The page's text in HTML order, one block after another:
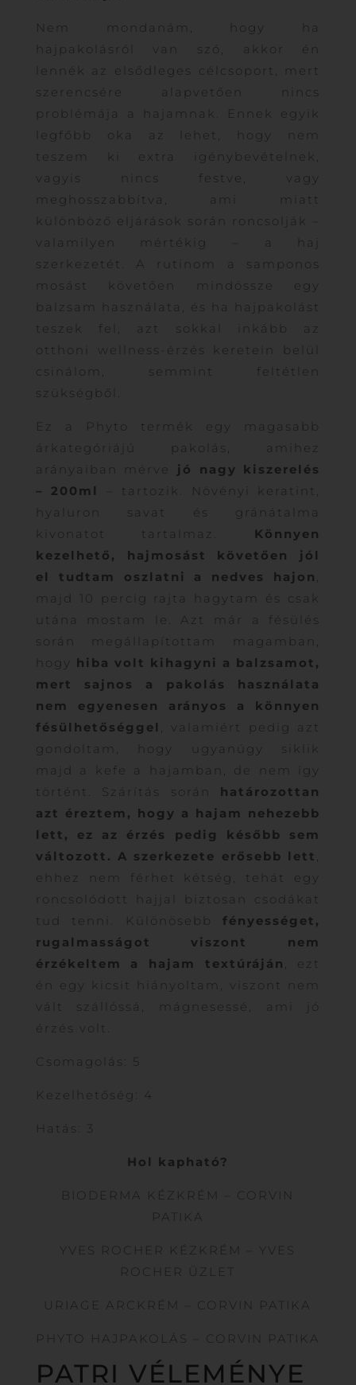
Nem mondanám, hogy ha
hajpakolásról van szó, akkor én
lennék az elsődleges célcsoport, mert
szerencsére alapvetően nincs
problémája a hajamnak. Ennek egyik
legfőbb oka az lehet, hogy nem
teszem ki extra igénybevételnek,
vagyis nincs festve, vagy
meghosszabbítva, ami miatt
különböző eljárások során roncsolják –
valamilyen mértékig – a haj
szerkezetét. A rutinom a samponos
mosást követően mindössze egy
balzsam használata, és ha hajpakolást
teszek fel, azt sokkal inkább az
otthoni wellness-érzés keretein belül
csinálom, semmint feltétlen
szükségből.
Ez a Phyto termék egy magasabb
árkategóriájú pakolás, amihez
arányaiban mérve jó nagy kiszerelés
– 200ml
– tartozik. Növényi keratint,
hyaluron savat és gránátalma
kivonatot tartalmaz. Könnyen
kezelhető, hajmosást követően jól
el tudtam oszlatni a nedves hajon ,
majd 10 percig rajta hagytam és csak
utána mostam le. Azt már a fésülés
során megállapítottam magamban,
hogy hiba volt kihagyni a balzsamot,
mert sajnos a pakolás használata
nem egyenesen arányos a könnyen
fésülhetőséggel , valamiért pedig azt
gondoltam, hogy ugyanúgy siklik
majd a kefe a hajamban, de nem így
történt. Szárítás során határozottan
azt éreztem, hogy a hajam nehezebb
lett, ez az érzés pedig később sem
változott. A szerkezete erősebb lett ,
ehhez nem férhet kétség, tehát egy
roncsolódott hajjal biztosan csodákat
tud tenni. Különösebbfényességet,
rugalmasságot viszont nem
érzékeltem a hajam textúráján , ezt
én egy kicsit hiányoltam, viszont nem
vált szállóssá, mágnesessé, ami jó
érzés volt.
Csomagolás: 5
Kezelhetőség: 4
Hatás: 3
Hol kapható?
BIODERMA KÉZKRÉM – CORVIN
PATIKA
YVES ROCHER KÉZKRÉM – YVES
ROCHER ÜZLET
URIAGE ARCKRÉM – CORVIN PATIKA
PHYTO HAJPAKOLÁS – CORVIN PATIKA
PATRI VÉLEMÉNYE